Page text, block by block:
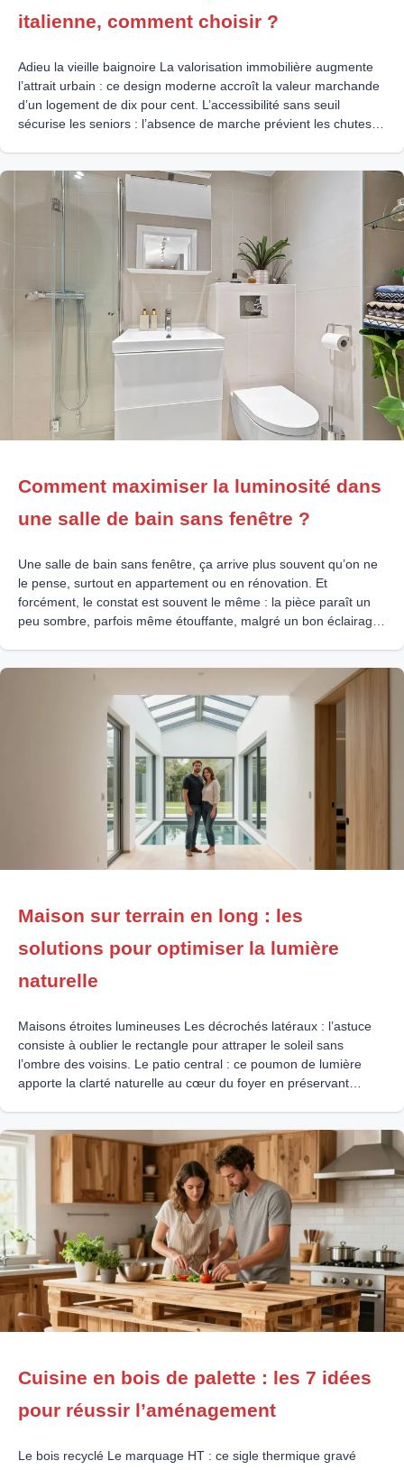
italienne, comment choisir ?
Adieu la vieille baignoire La valorisation immobilière augmente
l’attrait urbain : ce design moderne accroît la valeur marchande
d’un logement de dix pour cent. L’accessibilité sans seuil
sécurise les seniors : l’absence de marche prévient les chutes et
Comment maximiser la luminosité dans
une salle de bain sans fenêtre ?
Une salle de bain sans fenêtre, ça arrive plus souvent qu’on ne
le pense, surtout en appartement ou en rénovation. Et
forcément, le constat est souvent le même : la pièce paraît un
peu sombre, parfois même étouffante, malgré un bon éclairage.
Maison sur terrain en long : les
solutions pour optimiser la lumière
naturelle
Maisons étroites lumineuses Les décrochés latéraux : l’astuce
consiste à oublier le rectangle pour attraper le soleil sans
l’ombre des voisins. Le patio central : ce poumon de lumière
apporte la clarté naturelle au cœur du foyer en préservant
Cuisine en bois de palette : les 7 idées
pour réussir l’aménagement
Le bois recyclé Le marquage HT : ce sigle thermique gravé